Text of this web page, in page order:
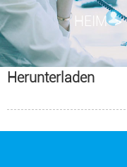
HEIM
Herunterladen